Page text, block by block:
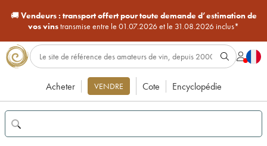
🚚Vendeurs : transport offert pour toute demande d’estimation de
vos vinstransmise entre le 01.07.2026 et le 31.08.2026 inclus*
Acheter VENDRE Cote Encyclopédie